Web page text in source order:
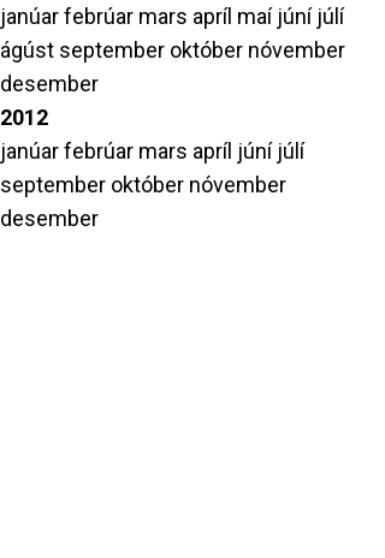
janúarfebrúar mars apríl maí júní júlí
ágúst september október nóvember
desember
2012
janúarfebrúar mars apríl júní júlí
september október nóvember
desember